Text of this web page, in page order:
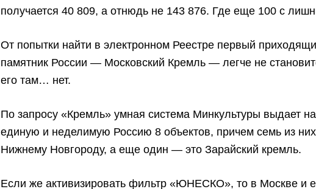
получается 40 809, а отнюдь не 143 876. Где еще 100 с
От попытки найти в электронном Реестре первый
памятник России — Московский Кремль — легче не
его там… нет.
По запросу «Кремль» умная система Минкультуры выдает
единую и неделимую Россию 8 объектов, причем семь из них
Нижнему Новгороду, а еще один — это Зарайский кремль.
Если же активизировать фильтр «ЮНЕСКО», то в Москве и